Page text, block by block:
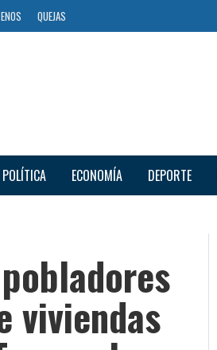
QUEJAS
POLÍTICA ECONOMÍA DEPORTE
viviendas